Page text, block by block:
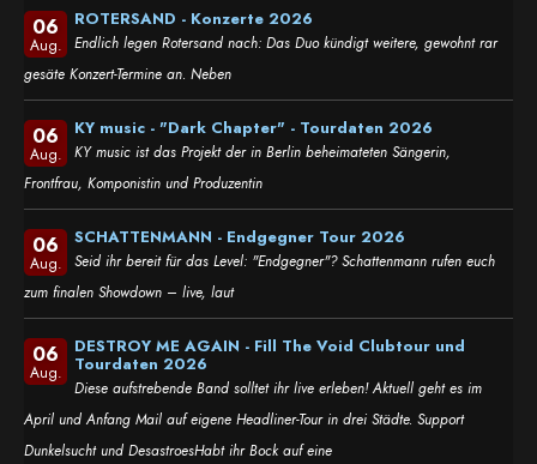
06
Aug.
ROTERSAND - Konzerte 2026
Endlich legen Rotersand nach: Das Duo kündigt weitere, gewohnt rar
gesäte Konzert-Termine an. Neben
06
Aug.
KY music - "Dark Chapter" - Tourdaten 2026
KY music ist das Projekt der in Berlin beheimateten Sängerin,
Frontfrau, Komponistin und Produzentin
06
Aug.
SCHATTENMANN - Endgegner Tour 2026
Seid ihr bereit für das Level: "Endgegner"? Schattenmann rufen euch
zum finalen Showdown – live, laut
06
Aug.
DESTROY ME AGAIN - Fill The Void Clubtour und
Tourdaten 2026
Diese aufstrebende Band solltet ihr live erleben! Aktuell geht es im
April und Anfang Mail auf eigene Headliner-Tour in drei Städte. Support
Dunkelsucht und DesastroesHabt ihr Bock auf eine